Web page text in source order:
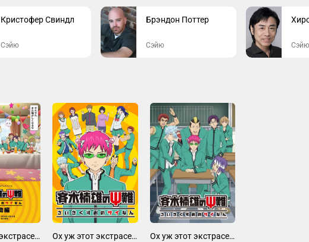
Кристофер Свиндл
Сэйю
Брэндон Поттер
Сэйю Сэйю
Ох уж этот экстрасенс Сайки Кусуо! Начало
Ох уж этот экстрасенс Сайки Кусуо!
Ох уж этот экстрасенс Сайки Кусуо! 2